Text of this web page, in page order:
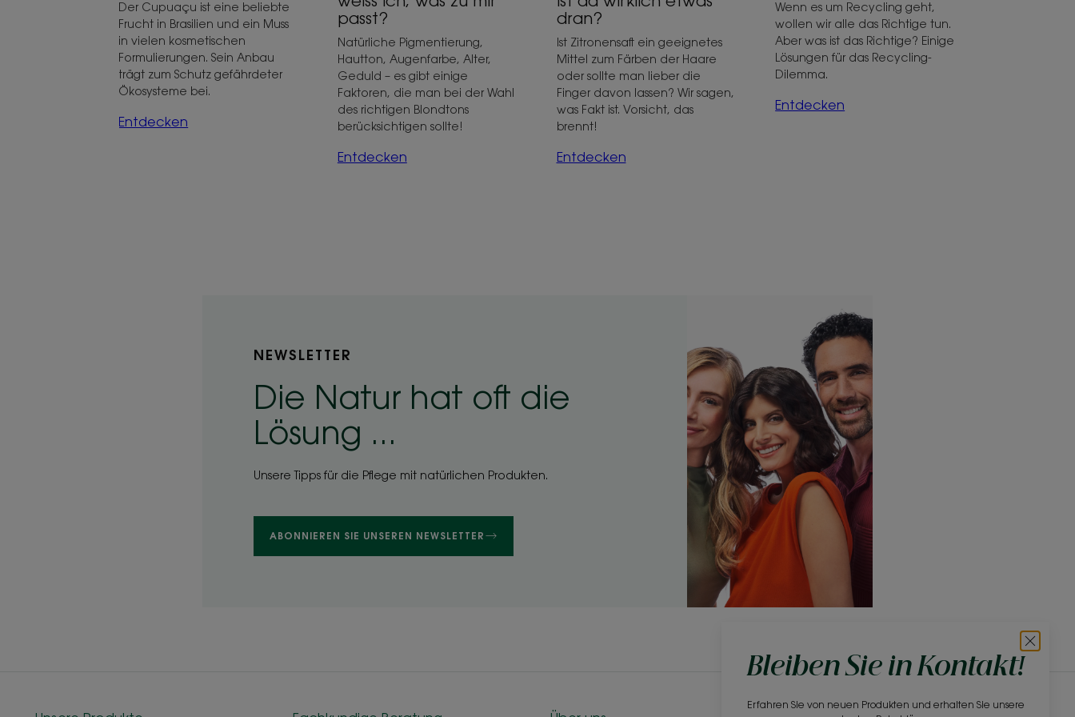
Der Cupuaçu ist eine beliebte
Frucht in Brasilien und ein Muss
in vielen kosmetischen
Formulierungen. Sein Anbau
trägt zum Schutz gefährdeter
Ökosysteme bei.
Entdecken
passt?
Natürliche Pigmentierung,
Hautton, Augenfarbe, Alter,
Geduld – es gibt einige
Faktoren, die man bei der Wahl
des richtigen Blondtons
berücksichtigen sollte!
Entdecken
dran?
Ist Zitronensaft ein geeignetes
Mittel zum Färben der Haare
oder sollte man lieber die
Finger davon lassen? Wir sagen,
was Fakt ist. Vorsicht, das
brennt!
Entdecken
Wenn es um Recycling geht,
wollen wir alle das Richtige tun.
Aber was ist das Richtige? Einige
Lösungen für das Recycling-
Dilemma.
Entdecken
NEWSLETTER
Die Natur hat oft die
Lösung ...
Unsere Tipps für die Pflege mit natürlichen Produkten.
ABONNIEREN SIE UNSEREN NEWSLETTER
Bleiben Sie in Kontakt!
Erfahren Sie von neuen Produkten und erhalten Sie unsere